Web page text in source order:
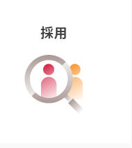
採用